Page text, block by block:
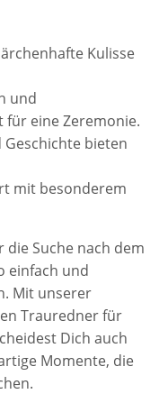
Kulisse
und
eine Zeremonie.
Geschichte bieten
mit besonderem
die Suche nach dem
einfach und
Mit unserer
Trauredner für
Dich auch
Momente, die